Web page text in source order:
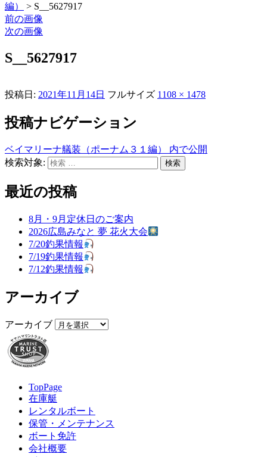
編）
> S__5627917
前の画像
次の画像
S__5627917
投稿日: 2021年11月14日 フルサイズ 1108 × 1478
投稿ナビゲーション
ベイマリーナ艤装（ポーナム３１編）
内で公開
検索対象:
検索
最近の投稿
8月・9月定休日のご案内
2026広島みなと 夢 花火大会
7/20釣果情報
7/19釣果情報
7/12釣果情報
アーカイブ
アーカイブ
TopPage
在庫艇
レンタルボート
保管・メンテナンス
ボート免許
会社概要